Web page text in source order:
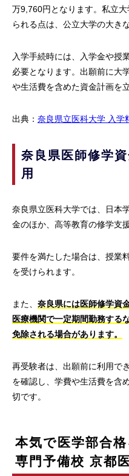
万9,760円となります。私立
られる点は、公立大学の大き
入学手続時には、入学金や授
必要となります。出願前に大
や生活費を含めた資金計画を
出典： 奈良県立医科大学 入学
奈良県医師修学
用
奈良県立医科大学では、日本
金のほか、高等教育の修学支
要件を満たした場合は、授業
を受けられます。
また、 奈良県には医師修学資
医療機関で一定期間勤務する
免除される場合があります。
再受験者は、出願前に利用で
を確認し、学費や生活費を含
切です。
本気で医学部合
専門予備校 京都